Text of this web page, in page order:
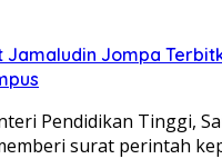
Jamaludin Jompa
Pendidikan Tinggi,
surat perintah